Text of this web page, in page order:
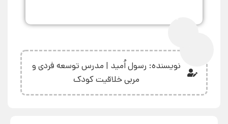
نویسنده: رسول اُمید | مدرس توسعه فردی و
مربی خلاقیت کودک